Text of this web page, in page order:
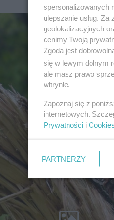
spersonalizowanych
ulepszanie usług.
geolokalizacyjnych
cenimy Twoją
Zgoda jest
się w lewym dolnym
ale masz prawo
witrynie.
Zapoznaj się z
internetowych.
Prywatności i Cookies
PARTNERZY